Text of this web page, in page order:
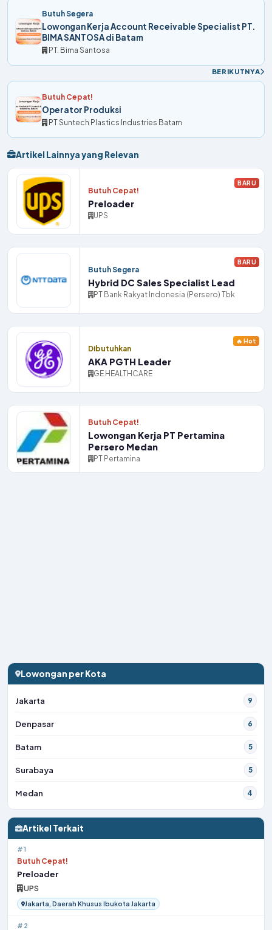
Butuh Segera
Lowongan Kerja Account Receivable Specialist PT.
BIMA SANTOSA di Batam
PT. Bima Santosa
BERIKUTNYA
Butuh Cepat!
Operator Produksi
PT Suntech Plastics Industries Batam
Artikel Lainnya yang Relevan
Butuh Cepat!
Preloader
UPS
BARU
Butuh Segera
Hybrid DC Sales Specialist Lead
PT Bank Rakyat Indonesia (Persero) Tbk
BARU
Dibutuhkan
AKA PGTH Leader
GE HEALTHCARE
🔥 Hot
Butuh Cepat!
Lowongan Kerja PT Pertamina
Persero Medan
PT Pertamina
Lowongan per Kota
Jakarta 9
Denpasar 6
Batam 5
Surabaya 5
Medan 4
Artikel Terkait
#1
Butuh Cepat!
Preloader
UPS
Jakarta, Daerah Khusus Ibukota Jakarta
#2